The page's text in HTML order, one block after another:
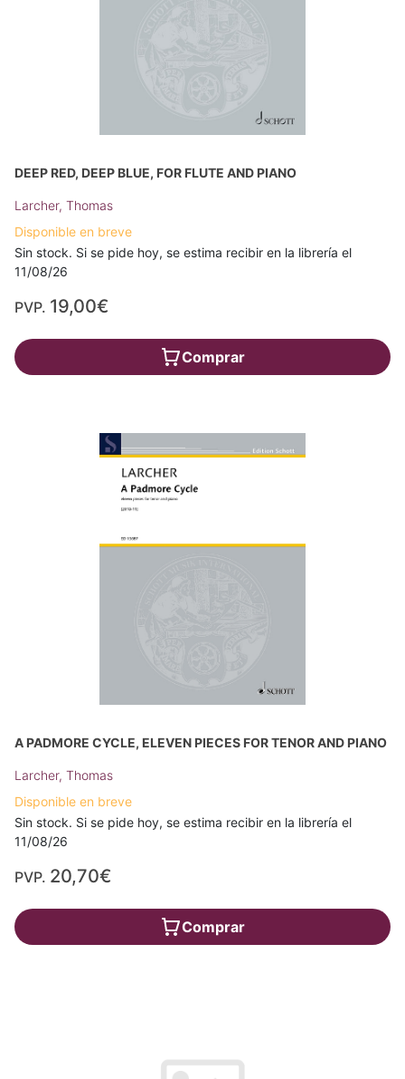
DEEP RED, DEEP BLUE, FOR FLUTE AND PIANO
Larcher, Thomas
Disponible en breve
Sin stock. Si se pide hoy, se estima recibir en la librería el
11/08/26
PVP. 19,00€
Comprar
A PADMORE CYCLE, ELEVEN PIECES FOR TENOR AND PIANO
Larcher, Thomas
Disponible en breve
Sin stock. Si se pide hoy, se estima recibir en la librería el
11/08/26
PVP. 20,70€
Comprar